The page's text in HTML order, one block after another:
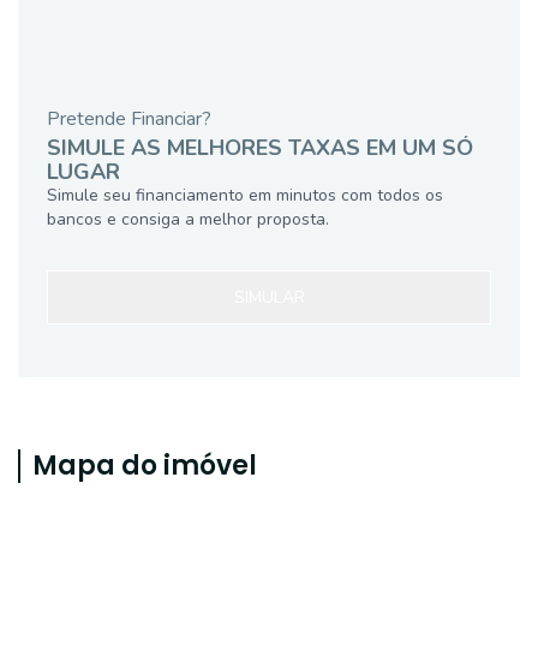
Pretende Financiar?
SIMULE AS MELHORES TAXAS EM UM SÓ
LUGAR
Simule seu financiamento em minutos com todos os
bancos e consiga a melhor proposta.
Mapa do imóvel